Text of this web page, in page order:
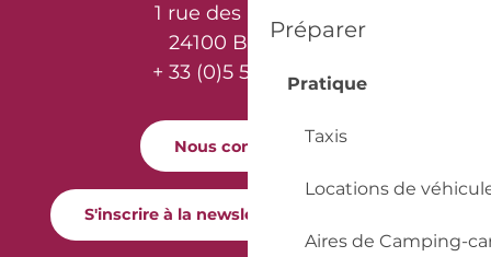
Préparer
Pratique
Taxis
Locations de
Aires de Camping-
1 rue des Récollets
24100 Bergerac
+ 33 (0)5 53 57 03 11
Nous contacter
S'inscrire à la newsletter Quai Cyrano